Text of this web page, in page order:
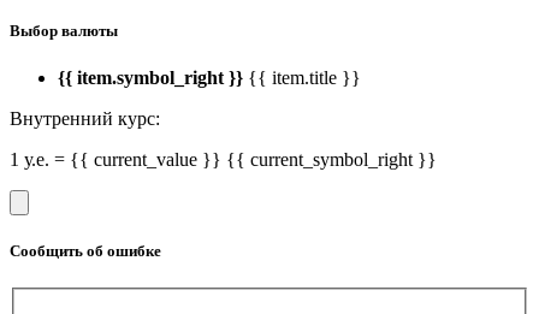
Выбор валюты
{{ item.symbol_right }} {{ item.title }}
Внутренний курс:
1 у.е. = {{ current_value }} {{ current_symbol_right }}
Сообщить об ошибке